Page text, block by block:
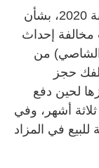
وأشارت إلى تطبيق القانون رقم (5) لسنة 2020، بشأن
مخالفة إحداث
من
حجز
لحين دفع
ثلاثة أشهر، وفي
في المزاد